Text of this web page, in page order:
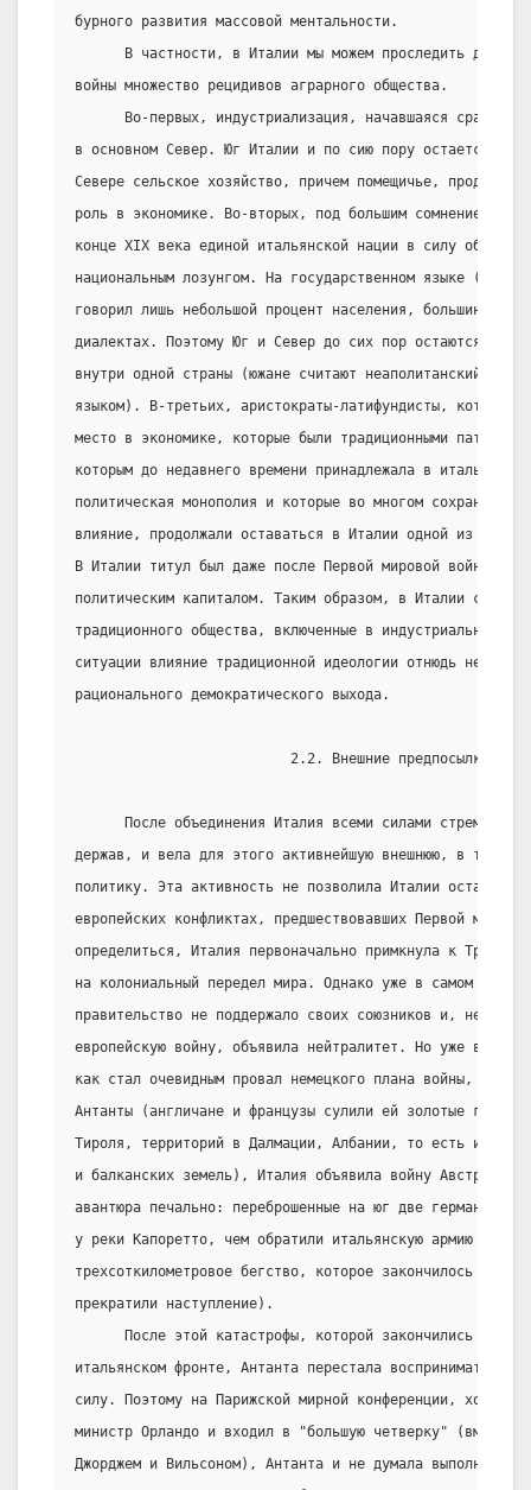
бурного развития массовой ментальности.
В частности, в Италии мы можем проследить даже
войны множество рецидивов аграрного общества.
Во-первых, индустриализация, начавшаяся
в основном Север. Юг Италии и по сию пору остается
Севере сельское хозяйство, причем помещичье,
роль в экономике. Во-вторых, под большим сомнением
конце XIX века единой итальянской нации в силу
национальным лозунгом. На государственном языке
говорил лишь небольшой процент населения, большинство
диалектах. Поэтому Юг и Север до сих пор остаются
внутри одной страны (южане считают неаполитанский
языком). В-третьих, аристократы-латифундисты, которые
место в экономике, которые были традиционными
которым до недавнего времени принадлежала в
политическая монополия и которые во многом сохраняли
влияние, продолжали оставаться в Италии одной из
В Италии титул был даже после Первой мировой войны
политическим капиталом. Таким образом, в Италии
традиционного общества, включенные в индустриальное.
ситуации влияние традиционной идеологии отнюдь не
рационального демократического выхода.
                          2.2. Внешние предпосылки
После объединения Италия всеми силами стремилась
держав, и вела для этого активнейшую внешнюю, в том
политику. Эта активность не позволила Италии остаться
европейских конфликтах, предшествовавших Первой
определиться, Италия первоначально примкнула к
на колониальный передел мира. Однако уже в самом
правительство не поддержало своих союзников и, не
европейскую войну, объявила нейтралитет. Но уже в
как стал очевидным провал немецкого плана войны,
Антанты (англичане и французы сулили ей золотые горы в
Тироля, территорий в Далмации, Албании, то есть
и балканских земель), Италия объявила войну Австро-
авантюра печально: переброшенные на юг две германские
у реки Капоретто, чем обратили итальянскую армию в
трехсоткилометровое бегство, которое закончилось
прекратили наступление).
После этой катастрофы, которой закончились
итальянском фронте, Антанта перестала воспринимать
силу. Поэтому на Парижской мирной конференции, хотя
министр Орландо и входил в "большую четверку" (вместе
Джорджем и Вильсоном), Антанта и не думала выполнять